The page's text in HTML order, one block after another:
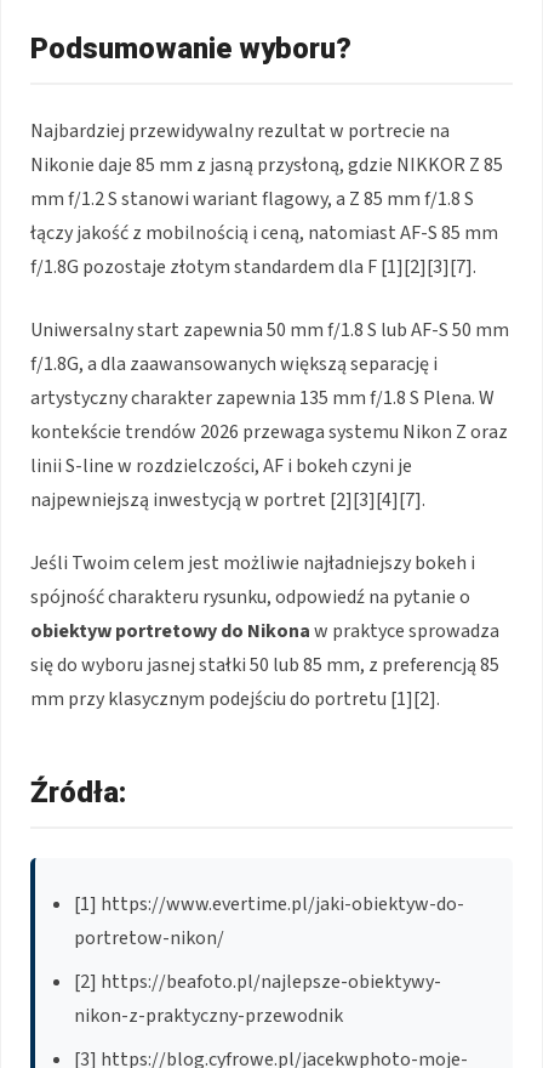
Podsumowanie wyboru?
Najbardziej przewidywalny rezultat w portrecie na
Nikonie daje 85 mm z jasną przysłoną, gdzie NIKKOR Z 85
mm f/1.2 S stanowi wariant flagowy, a Z 85 mm f/1.8 S
łączy jakość z mobilnością i ceną, natomiast AF-S 85 mm
f/1.8G pozostaje złotym standardem dla F [1][2][3][7].
Uniwersalny start zapewnia 50 mm f/1.8 S lub AF-S 50 mm
f/1.8G, a dla zaawansowanych większą separację i
artystyczny charakter zapewnia 135 mm f/1.8 S Plena. W
kontekście trendów 2026 przewaga systemu Nikon Z oraz
linii S-line w rozdzielczości, AF i bokeh czyni je
najpewniejszą inwestycją w portret [2][3][4][7].
Jeśli Twoim celem jest możliwie najładniejszy bokeh i
spójność charakteru rysunku, odpowiedź na pytanie o
obiektyw portretowy do Nikonaw praktyce sprowadza
się do wyboru jasnej stałki 50 lub 85 mm, z preferencją 85
mm przy klasycznym podejściu do portretu [1][2].
Źródła:
[1] https://www.evertime.pl/jaki-obiektyw-do-
portretow-nikon/
[2] https://beafoto.pl/najlepsze-obiektywy-
nikon-z-praktyczny-przewodnik
[3] https://blog.cyfrowe.pl/jacekwphoto-moje-